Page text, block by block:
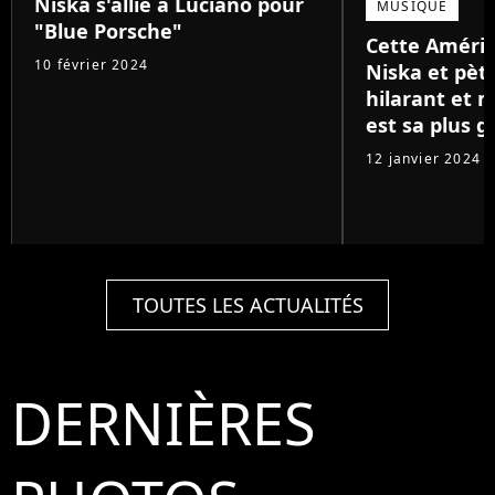
"Blue Porsche"
10 février 2024
MUSIQUE
Cette
Niska et
hilarant et
est sa plus
12 janvier 2024
TOUTES LES ACTUALITÉS
DERNIÈRES